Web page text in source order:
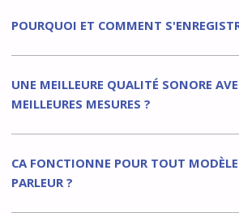
POURQUOI ET COMMENT
UNE MEILLEURE QUALITÉ SONORE
MEILLEURES MESURES ?
CA FONCTIONNE POUR TOUT
PARLEUR ?